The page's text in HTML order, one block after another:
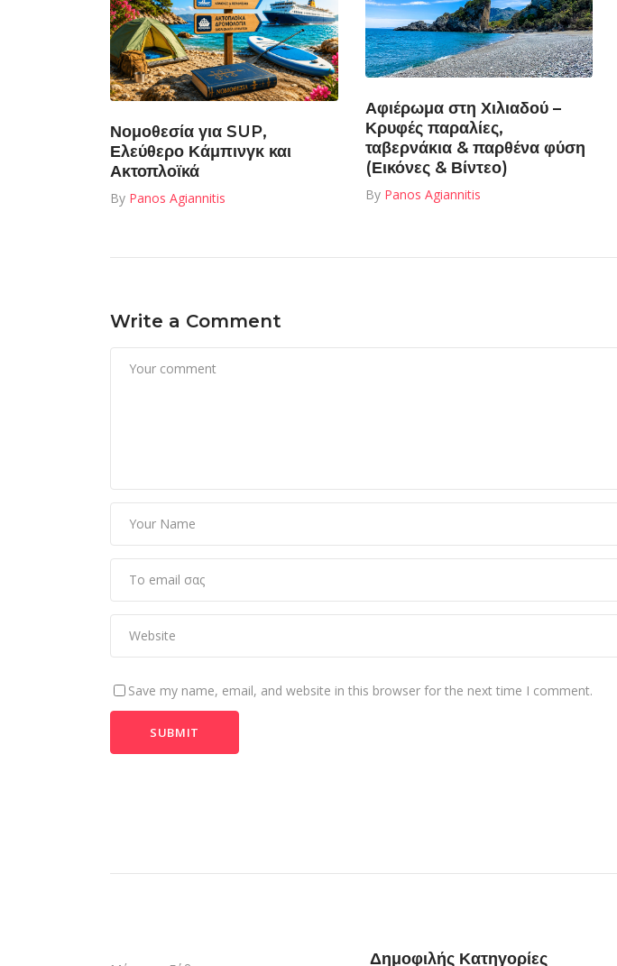
Νομοθεσία για SUP,
Ελεύθερο Κάμπινγκ και
Ακτοπλοϊκά
By Panos Agiannitis
Αφιέρωμα στη Χιλιαδού –
Κρυφές παραλίες,
ταβερνάκια & παρθένα φύση
(Εικόνες & Βίντεο)
By Panos Agiannitis
Write a Comment
Save my name, email, and website in this browser for the next time I comment.
Δημοφιλής Κατηγορίες